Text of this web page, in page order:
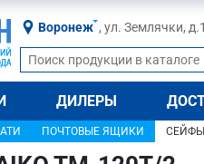
Воронеж , ул. Землячки, д.1
ДИЛЕРЫ
ПОЧТОВЫЕ ЯЩИКИ СЕЙФЫ